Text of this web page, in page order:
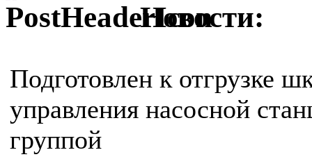
Новости:
Подготовлен к отгрузке
управления насосной
группой